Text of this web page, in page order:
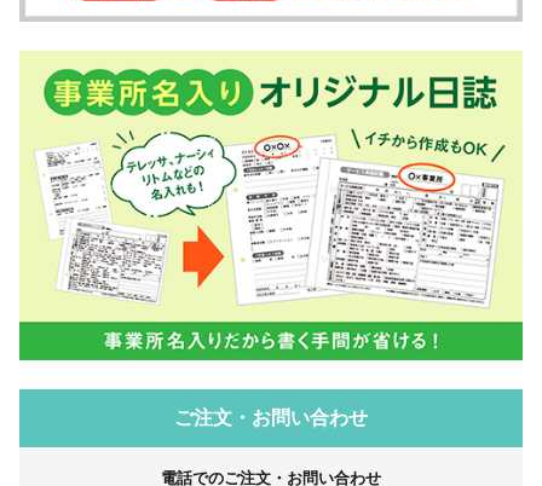
ご注文・お問い合わせ
電話でのご注文・お問い合わせ